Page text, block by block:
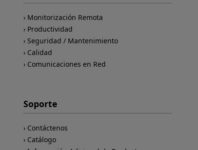
Monitorización Remota
Productividad
Seguridad / Mantenimiento
Calidad
Comunicaciones en Red
Soporte
Contáctenos
Catálogo